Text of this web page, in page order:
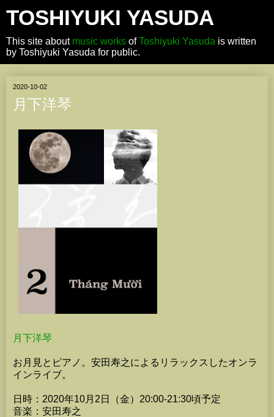
TOSHIYUKI YASUDA
This site about music works ofToshiyuki Yasuda is written
by Toshiyuki Yasuda for public.
2020-10-02
月下洋琴
月下洋琴
お月見とピアノ。安田寿之によるリラックスしたオンラ
インライブ。
日時：2020年10月2日（金）20:00-21:30頃予定
音楽：安田寿之